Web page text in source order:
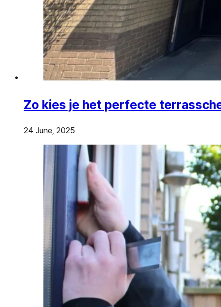
Zo kies je het perfecte
24 June, 2025